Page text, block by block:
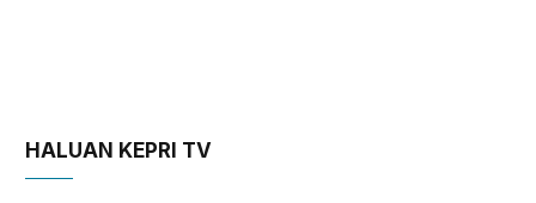
HALUAN KEPRI TV